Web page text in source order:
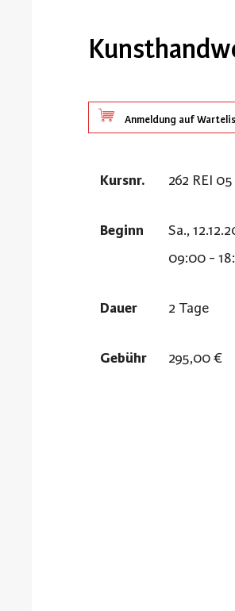
Anmeldung auf
Kursnr. 262 REI 05
Beginn
Sa.,
09:00 -
Dauer 2 Tage
Gebühr 295,00 €